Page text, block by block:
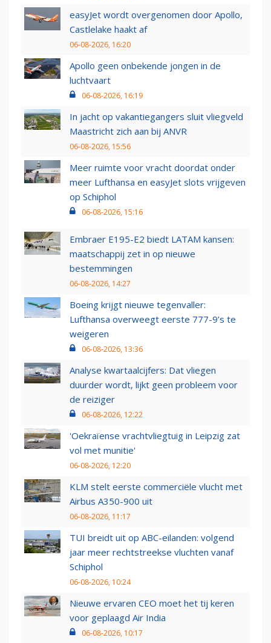
easyJet wordt overgenomen door Apollo,
Castlelake haakt af
06-08-2026, 16:20
Apollo geen onbekende jongen in de
luchtvaart
06-08-2026, 16:19
In jacht op vakantiegangers sluit vliegveld
Maastricht zich aan bij ANVR
06-08-2026, 15:56
Meer ruimte voor vracht doordat onder
meer Lufthansa en easyJet slots vrijgeven
op Schiphol
06-08-2026, 15:16
Embraer E195-E2 biedt LATAM kansen:
maatschappij zet in op nieuwe
bestemmingen
06-08-2026, 14:27
Boeing krijgt nieuwe tegenvaller:
Lufthansa overweegt eerste 777-9’s te
weigeren
06-08-2026, 13:36
Analyse kwartaalcijfers: Dat vliegen
duurder wordt, lijkt geen probleem voor
de reiziger
06-08-2026, 12:22
'Oekraïense vrachtvliegtuig in Leipzig zat
vol met munitie'
06-08-2026, 12:20
KLM stelt eerste commerciële vlucht met
Airbus A350-900 uit
06-08-2026, 11:17
TUI breidt uit op ABC-eilanden: volgend
jaar meer rechtstreekse vluchten vanaf
Schiphol
06-08-2026, 10:24
Nieuwe ervaren CEO moet het tij keren
voor geplaagd Air India
06-08-2026, 10:17